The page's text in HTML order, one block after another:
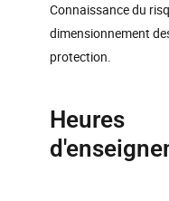
Connaissance du
dimensionnement
protection.
Heures